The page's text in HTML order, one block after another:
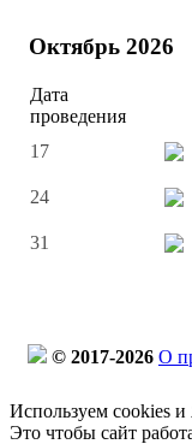
Октябрь 2026
Дата
проведения
17
24
31
© 2017-2026 О
Используем cookies
Это чтобы сайт